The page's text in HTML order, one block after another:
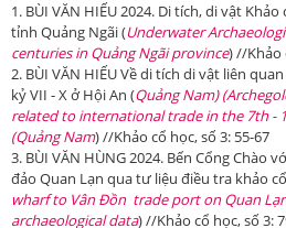
1. BÙI VĂN HIẾU 2024. Di tích, di vật
tỉnh Quảng Ngãi (Underwater
centuries in Quảng Ngãi province) //Khảo
2. BÙI VĂN HIẾU Về di tích di vật liên
kỷ VII - X ở Hội An (Quảng Nam) (
related to international trade in the 7th -
(Quảng Nam) //Khảo cổ học, số 3: 55-67
3. BÙI VĂN HÙNG 2024. Bến Cổng Chào
đảo Quan Lạn qua tư liệu điều tra khảo
wharfto Vân Đồn tradeport on Quan
archaeological data) //Khảo cổ học, số 3: